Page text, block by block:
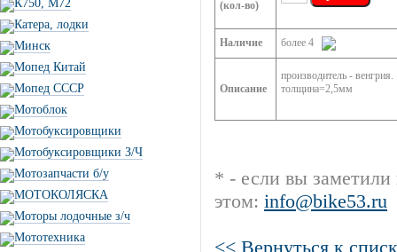
К750, М72
Катера, лодки
Минск
Мопед Китай
Мопед СССР
Мотоблок
Мотобуксировщики
Мотобуксировщики З/Ч
Мотозапчасти б/у
МОТОКОЛЯСКА
Моторы лодочные з/ч
Мототехника
(кол-во)
Наличие более 4
Описание
производитель - венгрия.
толщина=2,5мм
* - если вы
этом: info@bike53.ru
<< Вернуться к